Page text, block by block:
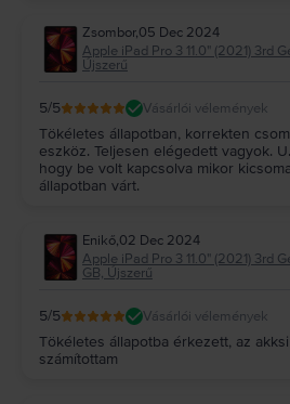
Zsombor,05 Dec 2024
Apple iPad Pro 3 11.0" (2021) 3rd
Újszerű
5/5 Vásárlói vélemények
Tökéletes állapotban, korrekten
eszköz. Teljesen elégedett vagyok.
hogy be volt kapcsolva mikor
állapotban várt.
Enikő,02 Dec 2024
Apple iPad Pro 3 11.0" (2021) 3rd
GB, Újszerű
5/5 Vásárlói vélemények
Tökéletes állapotba érkezett, az
számítottam